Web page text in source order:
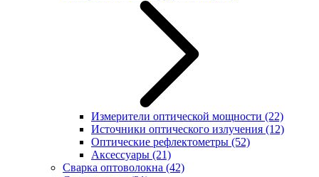
Измерители оптической мощности (22)
Источники оптического излучения (12)
Оптические рефлектометры (52)
Аксессуары (21)
Сварка оптоволокна (42)